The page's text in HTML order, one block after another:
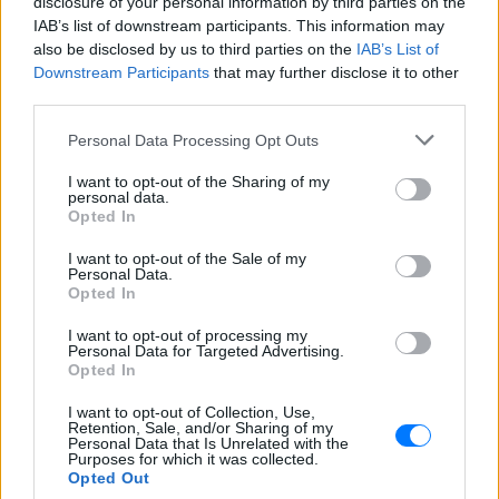
IAB’s list of downstream participants. This information may
also be disclosed by us to third parties on the IAB’s List of
Downstream Participants that may further disclose it to other
Personal Data Processing Opt Outs
I want to opt-out of the Sharing of my
personal data.
Opted In
I want to opt-out of the Sale of my
Personal Data.
Opted In
I want to opt-out of processing my
Personal Data for Targeted Advertising.
Opted In
I want to opt-out of Collection, Use,
Retention, Sale, and/or Sharing of my
Personal Data that Is Unrelated with the
Purposes for which it was collected.
Opted Out
Φοβερή ιστορία στον ΟΦΗ:
Ένας κάτοχος εισιτηρίου
διαρκείας είναι μόλις 2 μηνών
ΟΦΗ
Διακοπές στη Μύκονο για τη
Βάλια Χατζηθεοδώρου ‑ οι
παραλία
καλοκαιρινές της διακοπές στο νησί των
ανέμων